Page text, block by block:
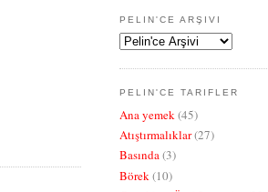
PELIN'CE ARŞIVI
PELIN'CE TARIFLER
Ana yemek(45)
Atıştırmalıklar(27)
Basında(3)
Börek(10)